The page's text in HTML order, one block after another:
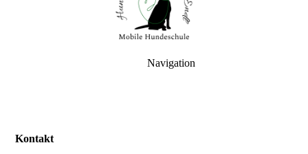
Navigation
Kontakt